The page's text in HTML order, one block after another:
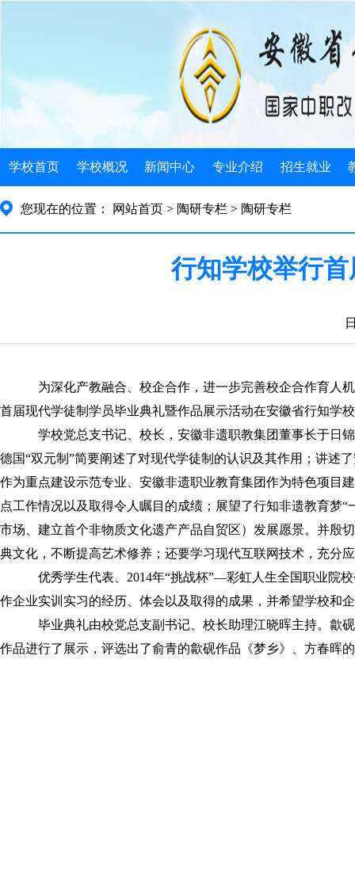
学校首页 学校概况
学校简介
领导关怀
校园风貌
新闻中心
学校新闻
公告公示
专业介绍
电子类
计算机类
旅游服务
其他类别
招生就业
招生简介
招生计划
就业安排
跟踪管理
优秀毕业生
企业信息
您现在的位置： 网站首页 > 陶研专栏 > 陶研专栏
行知学校举行
为深化产教融合、校企合作，进一步完善校企合作育人
首届现代学徒制学员毕业典礼暨作品展示活动在安徽省行知学
学校党总支书记、校长，安徽非遗职教集团董事长于日
德国“双元制”简要阐述了对现代学徒制的认识及其作用；讲述
作为重点建设示范专业、安徽非遗职业教育集团作为特色项目
点工作情况以及取得令人瞩目的成绩；展望了行知非遗教育梦
市场、建立首个非物质文化遗产产品自贸区）发展愿景。并殷
典文化，不断提高艺术修养；还要学习现代互联网技术，充分
优秀学生代表、2014年“挑战杯”—彩虹人生全国职业院
作企业实训实习的经历、体会以及取得的成果，并希望学校和
毕业典礼由校党总支副书记、校长助理江晓晖主持。歙
作品进行了展示，评选出了俞青的歙砚作品《梦乡》、方春晖